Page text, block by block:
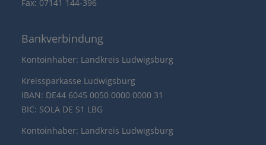
Fax: 07141 144-396
Bankverbindung
Kontoinhaber: Landkreis Ludwigsburg
Kreissparkasse Ludwigsburg
IBAN: DE44 6045 0050 0000 0000 31
BIC: SOLA DE S1 LBG
Kontoinhaber: Landkreis Ludwigsburg